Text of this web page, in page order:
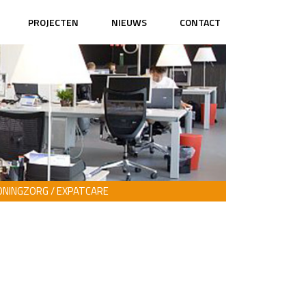
PROJECTEN NIEUWS CONTACT
/ EXPATCARE